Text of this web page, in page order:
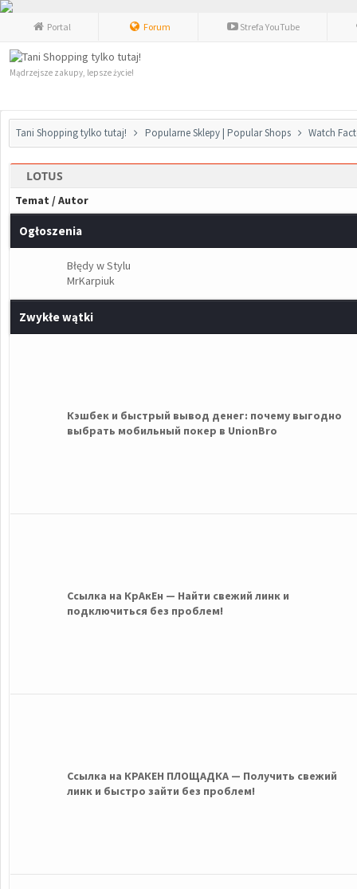
Portal Forum Strefa YouTube
Mądrzejsze zakupy, lepsze życie!
Tani Shopping tylko tutaj! Popularne Sklepy | Popular Shops Watch
LOTUS
Temat /Autor
Ogłoszenia
Błędy w Stylu
MrKarpiuk
Zwykłe wątki
Кэшбек и быстрый вывод денег: почему выгодно
выбрать мобильный покер в UnionBro
Ссылка на КрАкЕн — Найти свежий линк и
подключиться без проблем!
Ссылка на КРАКЕН ПЛОЩАДКА — Получить свежий
линк и быстро зайти без проблем!